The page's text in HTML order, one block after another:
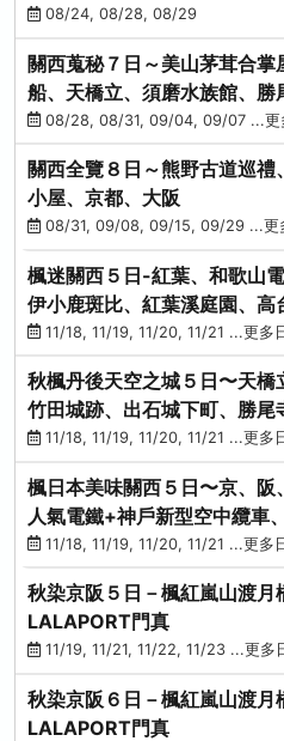
08/24, 08/28, 08/29
關西蒐秘７日～美山茅茸合
船、天橋立、須磨水族館、勝
08/28, 08/31, 09/04, 09/07 ...更
關西全覽８日～熊野古道巡
小屋、京都、大阪
08/31, 09/08, 09/15, 09/29 ...更
楓迷關西５日-紅葉、和歌山
伊小鹿斑比、紅葉溪庭園、高
勢龍蝦+和牛
11/18, 11/19, 11/20, 11/21 ...更多
秋楓丹後天空之城５日〜天橋
竹田城跡、出石城下町、勝
11/18, 11/19, 11/20, 11/21 ...更多
楓日本美味關西５日〜京、
人氣電鐵+神戶新型空中纜車
11/18, 11/19, 11/20, 11/21 ...更多
秋染京阪５日－楓紅嵐山渡月
LALAPORT門真
11/19, 11/21, 11/22, 11/23 ...更多
秋染京阪６日－楓紅嵐山渡月
LALAPORT門真